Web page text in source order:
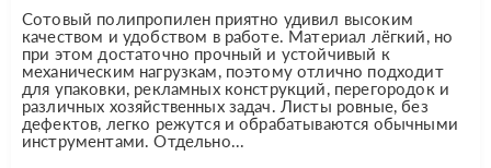
Сотовый полипропилен приятно удивил высоким
качеством и удобством в работе. Материал лёгкий, но
при этом достаточно прочный и устойчивый к
механическим нагрузкам, поэтому отлично подходит
для упаковки, рекламных конструкций, перегородок и
различных хозяйственных задач. Листы ровные, без
дефектов, легко режутся и обрабатываются обычными
инструментами. Отдельно...